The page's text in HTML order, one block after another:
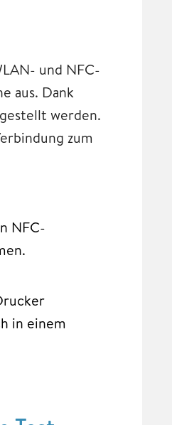
und NFC-
aus. Dank
werden.
zum
NFC-
in einem